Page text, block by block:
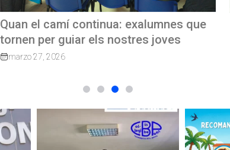
REVISTA TRIMESTRAL CBP MAGAZINE
junio 23, 2026